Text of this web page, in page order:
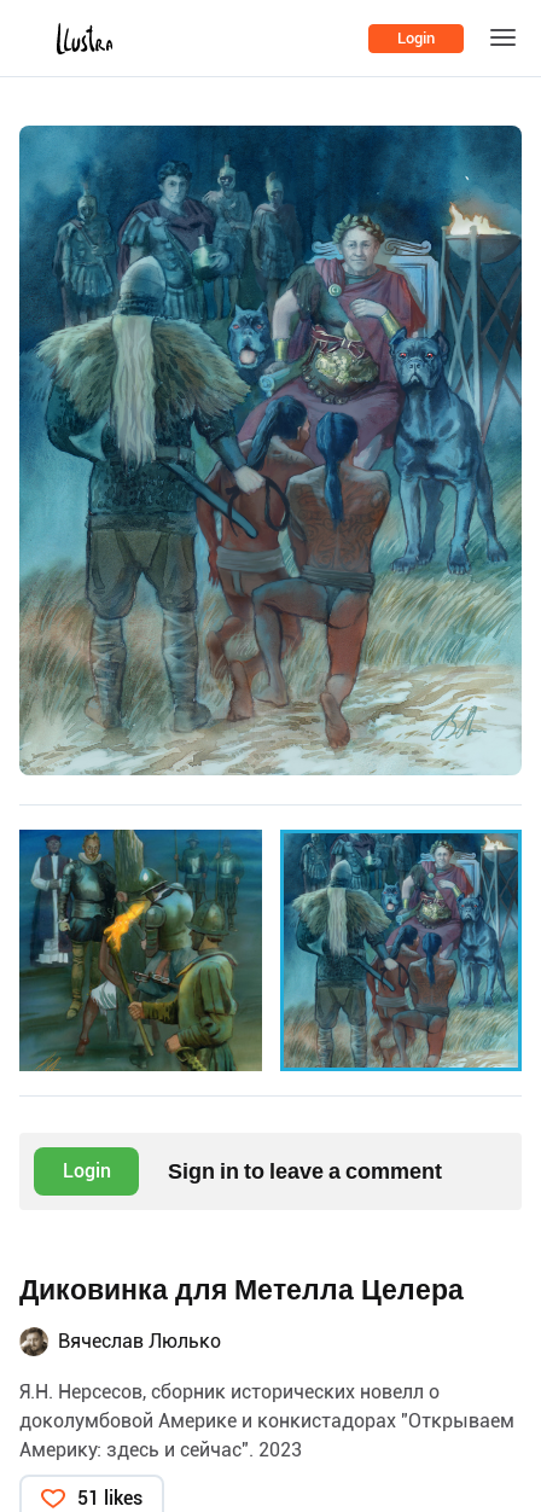
Login
Login Sign in to leave a comment
Диковинка для Метелла Целера
Вячеслав Люлько
Я.Н. Нерсесов, сборник исторических новелл о
доколумбовой Америке и конкистадорах "Открываем
Америку: здесь и сейчас". 2023
51 likes